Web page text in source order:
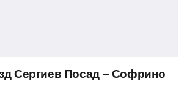
Сергиев Посад – Софрино